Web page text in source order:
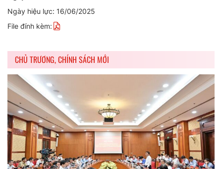
Ngày hiệu lực: 16/06/2025
File đính kèm:
CHỦ TRƯƠNG, CHÍNH SÁCH MỚI